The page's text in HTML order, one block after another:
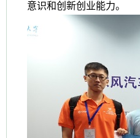
意识和创新创业能力。